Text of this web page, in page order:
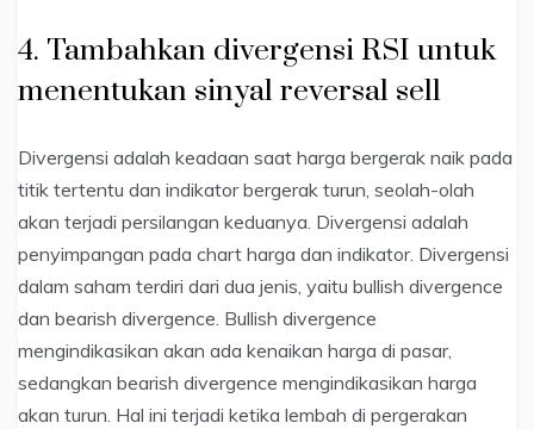
4. Tambahkan divergensi RSI untuk
menentukan sinyal reversal sell
Divergensi adalah keadaan saat harga bergerak naik pada
titik tertentu dan indikator bergerak turun, seolah-olah
akan terjadi persilangan keduanya. Divergensi adalah
penyimpangan pada chart harga dan indikator. Divergensi
dalam saham terdiri dari dua jenis, yaitu bullish divergence
dan bearish divergence. Bullish divergence
mengindikasikan akan ada kenaikan harga di pasar,
sedangkan bearish divergence mengindikasikan harga
akan turun. Hal ini terjadi ketika lembah di pergerakan